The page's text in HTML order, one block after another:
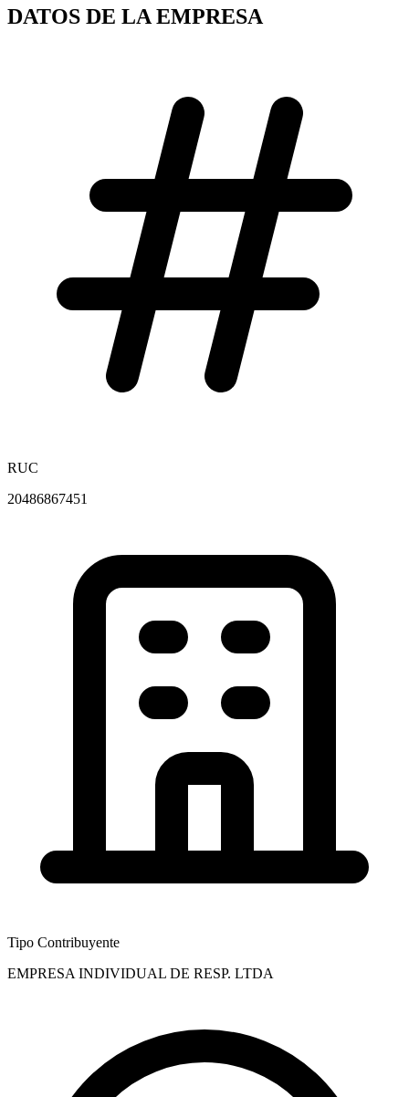
DATOS DE LA EMPRESA
RUC
20486867451
Tipo Contribuyente
EMPRESA INDIVIDUAL DE RESP. LTDA